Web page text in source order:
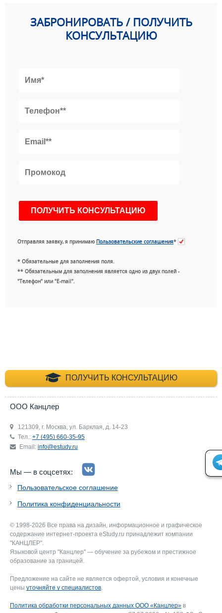
ЗАБРОНИРОВАТЬ / ПОЛУЧИТЬ
КОНСУЛЬТАЦИЮ
Отправляя заявку, я принимаю Пользовательские соглашения*
* Обязательные для заполнения поля.
** Обязательным для заполнения является одно из двух полей -
"Телефон" или "E-mail".
ПОЛУЧИТЬ КОНСУЛЬТАЦИЮ
+7 (495) 660-35-
ООО Канцлер
121309, г. Москва, ул. Барклая, д. 14-23
Тел.: +7 (495) 660-35-95
Email: info@estudy.ru
Мы — в соцсетях:
Пользовательское соглашение
Политика конфиденциальности
© 1998-2026 Все права на дизайн, информационное и графическое
содержание интернет-проекта eStudy.ru принадлежит компании
"КАНЦЛЕР".
Языковой центр "Канцлер" — обучение за рубежом и престижное
образование за границей.
Предложение на сайте не является офертой, условия и конечные
цены уточняйте у специалистов
Политика обработки персональных данных ООО «Канцлер» в